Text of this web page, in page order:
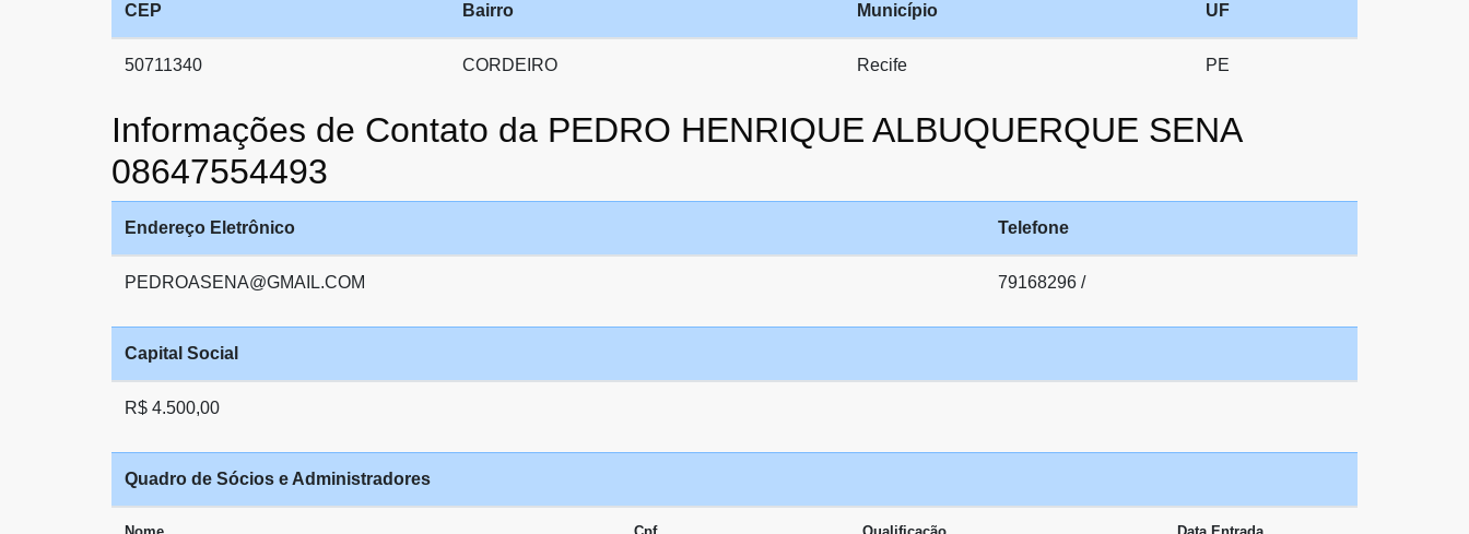
CEP Bairro Município UF
50711340 CORDEIRO Recife PE
Informações de Contato da PEDRO HENRIQUE ALBUQUERQUE SENA
08647554493
Endereço Eletrônico Telefone
PEDROASENA@GMAIL.COM 79168296 /
Capital Social
R$ 4.500,00
Quadro de Sócios e Administradores